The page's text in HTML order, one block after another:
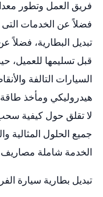
فريق العمل وتطور
فضلاً عن الخدمات التى
تبديل البطارية، فضلاً
قبل تسليمها
السيارات التالفة
هيدروليكي ومأخذ طاقة
لا تقلق حول كيفية سحب
جميع الحلول المثالية
الخدمة شاملة مصاريف
تبديل بطارية سيارة